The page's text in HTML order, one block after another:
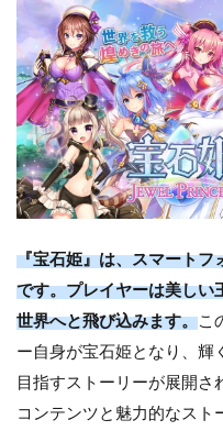
『宝石姫』は、スマートフ
です。プレイヤーは美しい
世界へと飛び込みます。こ
ー自身が宝石姫となり、輝
目指すストーリーが展開さ
コンテンツと魅力的なスト